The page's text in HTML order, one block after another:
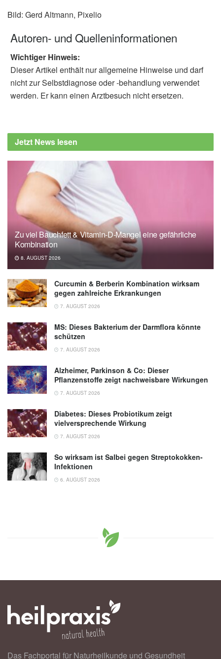
Bild: Gerd Altmann, Pixelio
Autoren- und Quelleninformationen
Wichtiger Hinweis:
Dieser Artikel enthält nur allgemeine Hinweise und darf
nicht zur Selbstdiagnose oder -behandlung verwendet
werden. Er kann einen Arztbesuch nicht ersetzen.
Jetzt News lesen
Zu viel Bauchfett & Vitamin-D-Mangel eine gefährliche
Kombination
8. AUGUST 2026
Curcumin & Berberin Kombination wirksam
gegen zahlreiche Erkrankungen
7. AUGUST 2026
MS: Dieses Bakterium der Darmflora könnte
schützen
7. AUGUST 2026
Alzheimer, Parkinson & Co: Dieser
Pflanzenstoffe zeigt nachweisbare Wirkungen
7. AUGUST 2026
Diabetes: Dieses Probiotikum zeigt
vielversprechende Wirkung
7. AUGUST 2026
So wirksam ist Salbei gegen Streptokokken-
Infektionen
6. AUGUST 2026
Das Fachportal für Naturheilkunde und Gesundheit